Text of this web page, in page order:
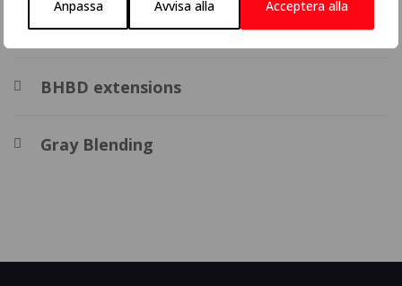
Anpassa Avvisa alla Acceptera alla
Balayage
BHBD extensions
Gray Blending